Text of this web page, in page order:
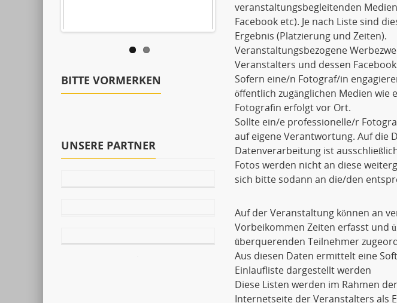
BITTE VORMERKEN
UNSERE PARTNER
veranstaltungsbegleitenden
Facebook etc). Je nach Liste sind
Ergebnis (Platzierung und Zeiten).
Veranstaltungsbezogene
Veranstalters und dessen
Sofern eine/n Fotograf/in
öffentlich zugänglichen Medien wie
Fotografin erfolgt vor Ort.
Sollte ein/e professionelle/r
auf eigene Verantwortung. Auf die
Datenverarbeitung ist
Fotos werden nicht an diese
sich bitte sodann an die/den
Auf der Veranstaltung können an
Vorbeikommen Zeiten erfasst und
überquerenden Teilnehmer
Aus diesen Daten ermittelt eine
Einlaufliste dargestellt werden
Diese Listen werden im Rahmen
Internetseite der Veranstalters als